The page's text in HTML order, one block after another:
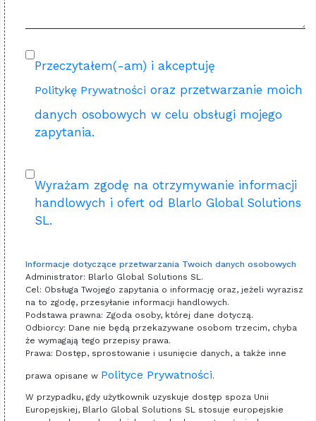
Przeczytałem(-am) i akceptuję
Politykę Prywatności oraz przetwarzanie moich
danych osobowych w celu obsługi mojego
zapytania.
Wyrażam zgodę na otrzymywanie informacji
handlowych i ofert od Blarlo Global Solutions
SL.
Informacje dotyczące przetwarzania Twoich danych osobowych
Administrator: Blarlo Global Solutions SL.
Cel: Obsługa Twojego zapytania o informację oraz, jeżeli wyrazisz
na to zgodę, przesyłanie informacji handlowych.
Podstawa prawna: Zgoda osoby, której dane dotyczą.
Odbiorcy: Dane nie będą przekazywane osobom trzecim, chyba
że wymagają tego przepisy prawa.
Prawa: Dostęp, sprostowanie i usunięcie danych, a także inne
prawa opisane w Polityce Prywatności.
W przypadku, gdy użytkownik uzyskuje dostęp spoza Unii
Europejskiej, Blarlo Global Solutions SL stosuje europejskie